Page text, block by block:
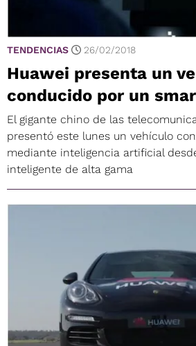
TENDENCIAS 26/02/2018
Huawei presenta un
conducido por un
El gigante chino de las
presentó este lunes un vehículo
mediante inteligencia artificial
inteligente de alta gama